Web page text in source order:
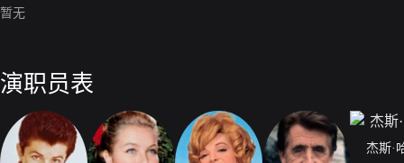
暂无
演职员表
杰斯·